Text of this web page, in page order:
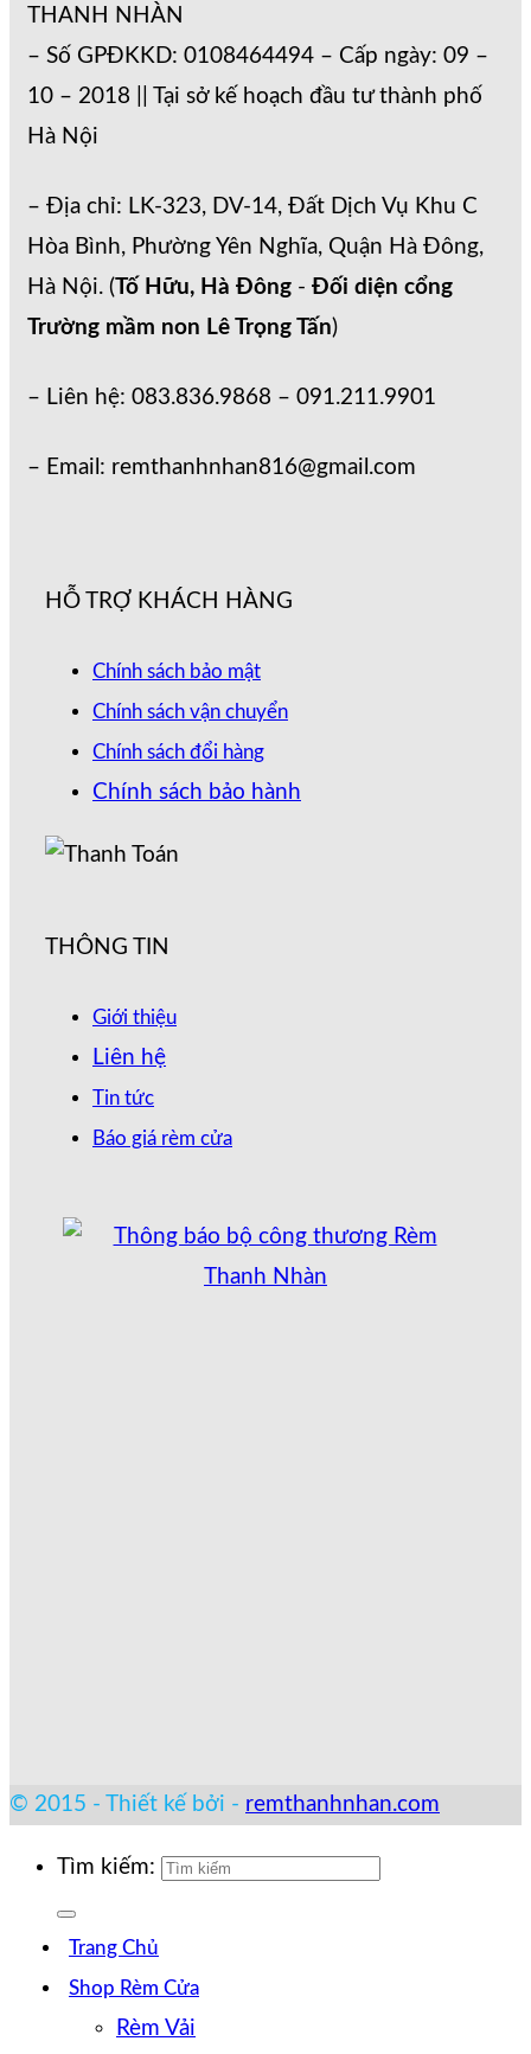
THANH NHÀN
– Số GPĐKKD: 0108464494 – Cấp ngày: 09 –
10 – 2018 || Tại sở kế hoạch đầu tư thành phố
Hà Nội
– Địa chỉ: LK-323, DV-14, Đất Dịch Vụ Khu C
Hòa Bình, Phường Yên Nghĩa, Quận Hà Đông,
Hà Nội. (Tố Hữu, Hà Đông - Đối diện cổng
Trường mầm non Lê Trọng Tấn)
– Liên hệ: 083.836.9868 – 091.211.9901
– Email: remthanhnhan816@gmail.com
HỖ TRỢ KHÁCH HÀNG
Chính sách bảo mật
Chính sách vận chuyển
Chính sách đổi hàng
Chính sách bảo hành
THÔNG TIN
Giới thiệu
Liên hệ
Tin tức
Báo giá rèm cửa
© 2015 - Thiết kế bởi - remthanhnhan.com
Tìm kiếm:
Trang Chủ
Shop Rèm Cửa
Rèm Vải